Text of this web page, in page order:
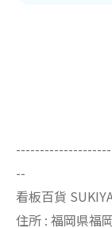
--
看板百貨
住所 : 福岡県福